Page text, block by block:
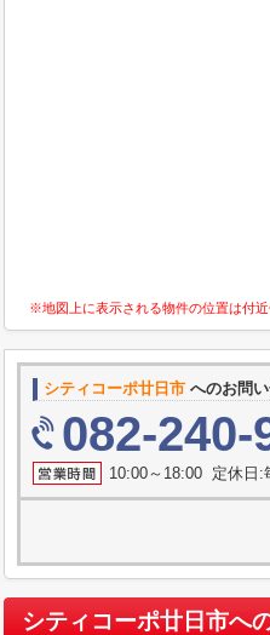
※地図上に表示される物件の位置は付
シティコーポ廿日市 へのお問
082-240-
10:00～18:00 定休日:
シティコーポ廿日市へ